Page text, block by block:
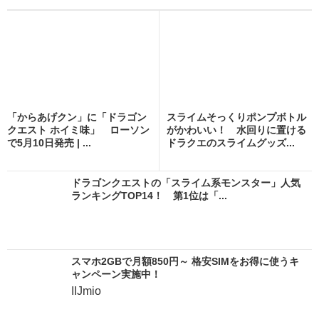
「からあげクン」に「ドラゴン
クエスト ホイミ味」 ローソン
で5月10日発売 | ...
スライムそっくりポンプボトル
がかわいい！ 水回りに置ける
ドラクエのスライムグッズ...
ドラゴンクエストの「スライム系モンスター」人気
ランキングTOP14！ 第1位は「...
スマホ2GBで月額850円～ 格安SIMをお得に使うキ
ャンペーン実施中！
IIJmio